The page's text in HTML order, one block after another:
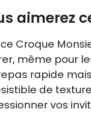
aimerez
Croque
même pour
rapide
de
vos